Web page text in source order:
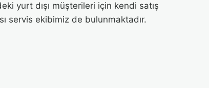
yurt dışı müşterileri için kendi satış
servis ekibimiz de bulunmaktadır.